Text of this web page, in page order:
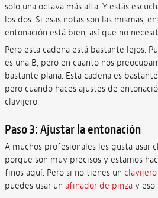
solo una octava más alta. Y estás
los dos. Si esas notas son las mismas,
entonación está bien, así que no
Pero esta cadena está bastante lejos.
es una B, pero en cuanto nos
bastante plana. Esta cadena es
pero cuando haces ajustes de
clavijero.
Paso 3: Ajustar la entonación
A muchos profesionales les gusta usar
porque son muy precisos y estamos
finos aquí. Pero si no tienes un
puedes usar un afinador de pinzay eso